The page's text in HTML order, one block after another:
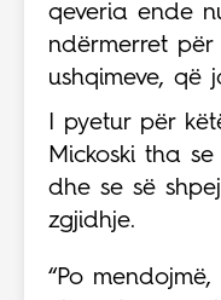
qeveria ende
ndërmerret
ushqimeve, që
I pyetur për
Mickoski tha
dhe se së
zgjidhje.
“Po